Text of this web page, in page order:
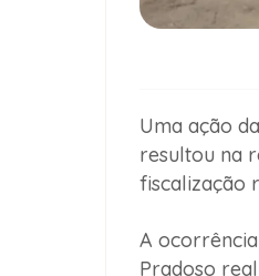
Uma ação
resultou na
fiscalização
A
Pradoso